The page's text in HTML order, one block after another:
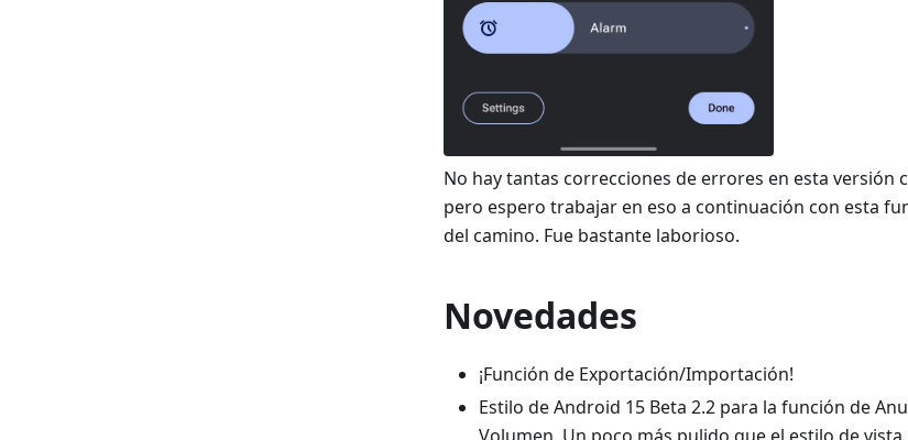
No hay tantas correcciones de errores en esta versión
pero espero trabajar en eso a continuación con esta
del camino. Fue bastante laborioso.
Novedades
¡Función de Exportación/Importación!
Estilo de Android 15 Beta 2.2 para la función de